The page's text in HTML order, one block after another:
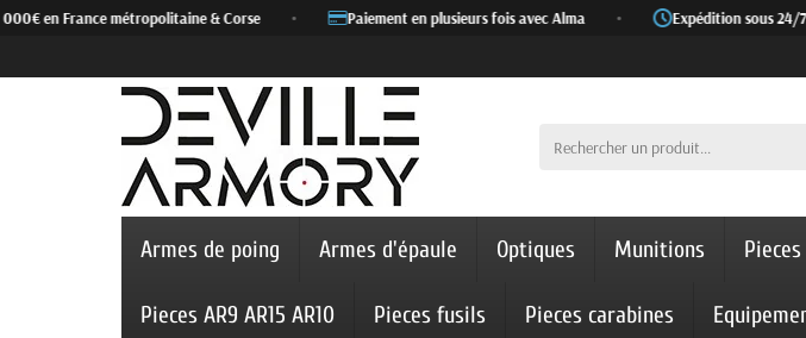
en France métropolitaine & Corse Paiement en plusieurs fois avec Alma Expédition sous 24/
Armes de poing Armes d'épaule Optiques Munitions
Pieces AR9 AR15 AR10 Pieces fusils Pieces carabines